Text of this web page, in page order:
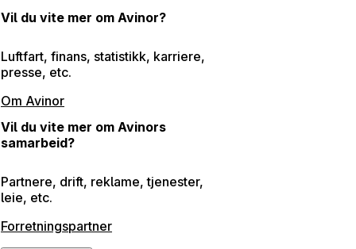
Vil du vite mer om Avinor?
Luftfart, finans, statistikk, karriere,
presse, etc.
Om Avinor
Vil du vite mer om Avinors
samarbeid?
Partnere, drift, reklame, tjenester,
leie, etc.
Forretningspartner